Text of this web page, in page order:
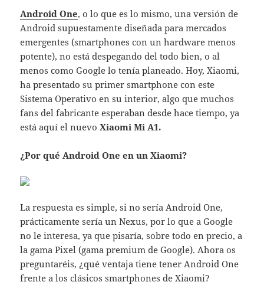
Android One, o lo que es lo mismo, una versión de
Android supuestamente diseñada para mercados
emergentes (smartphones con un hardware menos
potente), no está despegando del todo bien, o al
menos como Google lo tenía planeado. Hoy, Xiaomi,
ha presentado su primer smartphone con este
Sistema Operativo en su interior, algo que muchos
fans del fabricante esperaban desde hace tiempo, ya
está aquí el nuevoXiaomi Mi A1.
¿Por qué Android One en un Xiaomi?
La respuesta es simple, si no sería Android One,
prácticamente sería un Nexus, por lo que a Google
no le interesa, ya que pisaría, sobre todo en precio, a
la gama Pixel (gama premium de Google). Ahora os
preguntaréis, ¿qué ventaja tiene tener Android One
frente a los clásicos smartphones de Xiaomi?